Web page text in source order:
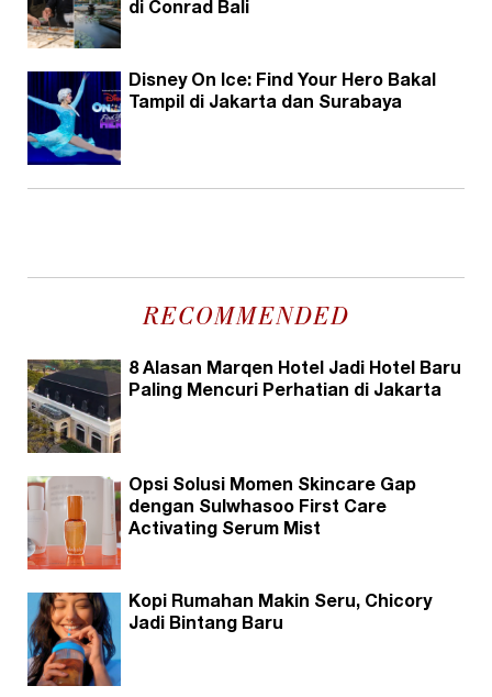
di Conrad Bali
Disney On Ice: Find Your Hero Bakal
Tampil di Jakarta dan Surabaya
RECOMMENDED
8 Alasan Marqen Hotel Jadi Hotel Baru
Paling Mencuri Perhatian di Jakarta
Opsi Solusi Momen Skincare Gap
dengan Sulwhasoo First Care
Activating Serum Mist
Kopi Rumahan Makin Seru, Chicory
Jadi Bintang Baru